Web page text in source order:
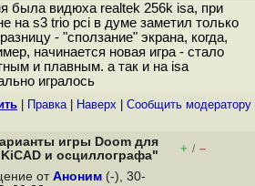
была видюха realtek 256k isa, при
на s3 trio pci в думе заметил только
- "сползание" экрана, когда,
начинается новая игра - стало
и плавным. а так и на isa
игралось
Правка| Наверх Cообщить модератору
игры Doom для
и осциллографа"
+ / –
от Аноним (-), 30-